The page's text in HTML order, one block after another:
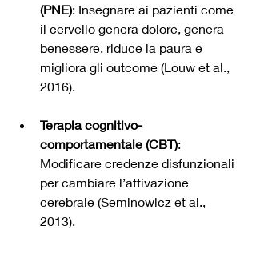
(PNE): Insegnare ai pazienti come
il cervello genera dolore, genera
benessere, riduce la paura e
migliora gli outcome (Louw et al.,
2016).
Terapia cognitivo-
comportamentale (CBT):
Modificare credenze disfunzionali
per cambiare l’attivazione
cerebrale (Seminowicz et al.,
2013).